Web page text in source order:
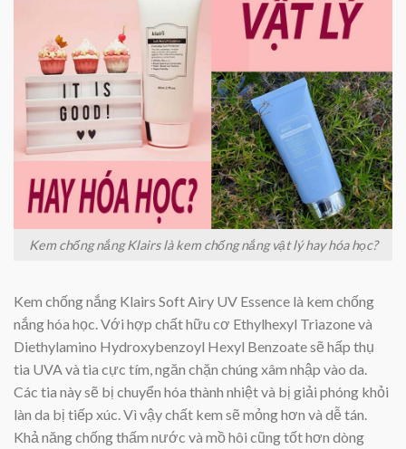
Kem chống nắng Klairs là kem chống nắng vật lý hay hóa học?
Kem chống nắng Klairs Soft Airy UV Essence là kem chống
nắng hóa học. Với hợp chất hữu cơ Ethylhexyl Triazone và
Diethylamino Hydroxybenzoyl Hexyl Benzoate sẽ hấp thụ
tia UVA và tia cực tím, ngăn chặn chúng xâm nhập vào da.
Các tia này sẽ bị chuyển hóa thành nhiệt và bị giải phóng khỏi
làn da bị tiếp xúc. Vì vậy chất kem sẽ mỏng hơn và dễ tán.
Khả năng chống thấm nước và mồ hôi cũng tốt hơn dòng